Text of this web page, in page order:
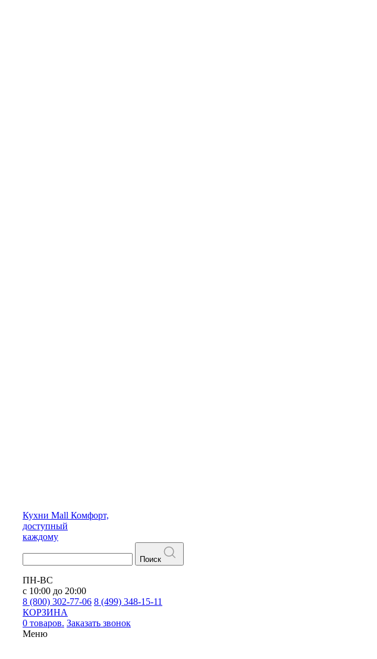
Кухни Mall Комфорт,
доступный
каждому
Поиск
ПН-ВС
с 10:00 до 20:00
8 (800) 302-77-06 8 (499) 348-15-11
КОРЗИНА
0 товаров. Заказать звонок
Меню